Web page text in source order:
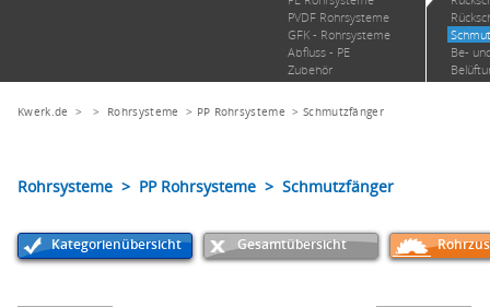
Kwerk.de > > Rohrsysteme > PP Rohrsysteme >Schmutzfänger
Rohrsysteme > PP Rohrsysteme > Schmutzfänger
Kategorienübersicht Gesamtübersicht